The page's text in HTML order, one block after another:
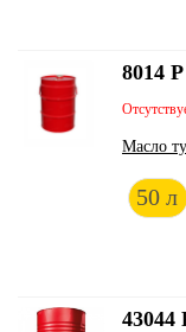
Масло
50 л
8014 Р
43044